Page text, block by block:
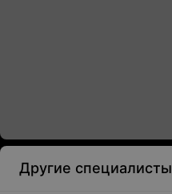
Другие специалисты